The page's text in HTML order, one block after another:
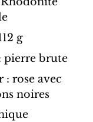
g
pierre brute
: rose avec
noires